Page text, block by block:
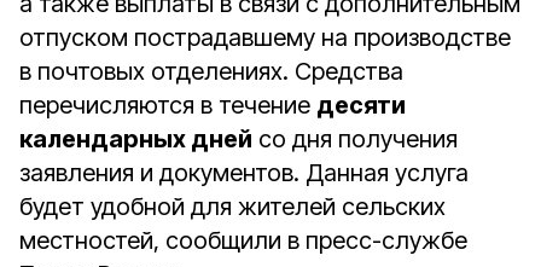
отпуском пострадавшему на производстве
в почтовых отделениях. Средства
перечисляются в течение десяти
календарных дней со дня получения
заявления и документов. Данная услуга
будет удобной для жителей сельских
местностей, сообщили в пресс-службе